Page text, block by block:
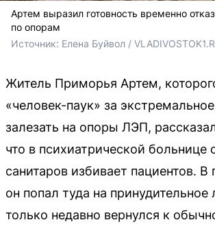
Артем выразил готовность временно
по опорам
Источник: Елена Буйвол /
Житель Приморья Артем,
«человек-паук» за
залезать на опоры ЛЭП,
что в психиатрической больнице
санитаров избивает пациентов.
он попал туда на принудительное
только недавно вернулся к